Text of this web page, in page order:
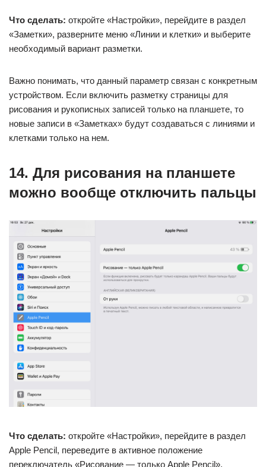
Что сделать: откройте «Настройки», перейдите в раздел
«Заметки», разверните меню «Линии и клетки» и выберите
необходимый вариант разметки.
Важно понимать, что данный параметр связан с конкретным
устройством. Если включить разметку страницы для
рисования и рукописных записей только на планшете, то
новые записи в «Заметках» будут создаваться с линиями и
клетками только на нем.
14. Для рисования на планшете
можно вообще отключить пальцы
Что сделать: откройте «Настройки», перейдите в раздел
Apple Pencil, переведите в активное положение
переключатель «Рисование — только Apple Pencil».